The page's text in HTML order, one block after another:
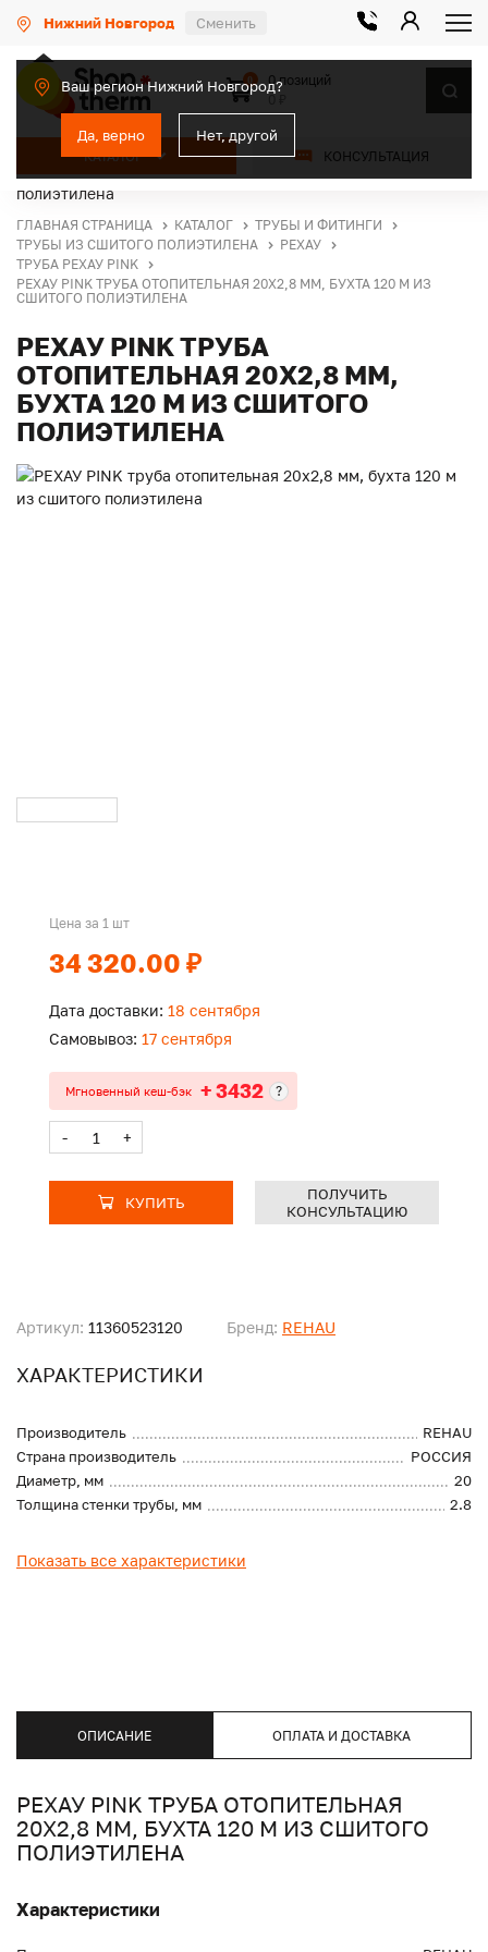
Нижний Новгород Сменить
Ваш регион Нижний Новгород?
Да, верно Нет, другой
КАТАЛОГ КОНСУЛЬТАЦИЯ
0
0 позиций
ГЛАВНАЯ СТРАНИЦА КАТАЛОГ
ТРУБЫ И ФИТИНГИ
ТРУБЫ ИЗ СШИТОГО ПОЛИЭТИЛЕНА
РЕХАУ
ТРУБА РЕХАУ PINK
РЕХАУ PINK ТРУБА ОТОПИТЕЛЬНАЯ 20Х2,8 ММ, БУХТА 120 М ИЗ
СШИТОГО ПОЛИЭТИЛЕНА
РЕХАУ PINK ТРУБА
ОТОПИТЕЛЬНАЯ 20Х2,8 ММ,
БУХТА 120 М ИЗ СШИТОГО
ПОЛИЭТИЛЕНА
Артикул: 11360523120 Бренд: REHAU
ХАРАКТЕРИСТИКИ
Производитель
REHAU
Страна производитель
РОССИЯ
Диаметр, мм
20
Толщина стенки трубы, мм
2.8
Показать все характеристики
Цена за 1 шт
34 320.00 ₽
Дата доставки: 18 сентября
Самовывоз: 17 сентября
Мгновенный кеш-бэк + 3432 ?
- +
КУПИТЬ
ПОЛУЧИТЬ
КОНСУЛЬТАЦИЮ
ОПИСАНИЕ ОПЛАТА И ДОСТАВКА
РЕХАУ PINK ТРУБА ОТОПИТЕЛЬНАЯ
20Х2,8 ММ, БУХТА 120 М ИЗ СШИТОГО
ПОЛИЭТИЛЕНА
Характеристики